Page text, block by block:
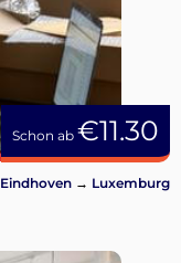
Schon ab €11.30
Eindhoven → Luxemburg